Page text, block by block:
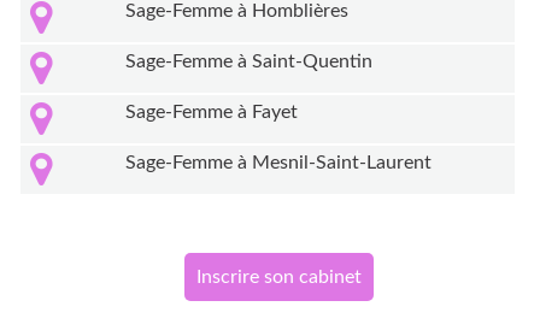
Sage-Femme à Homblières
Sage-Femme à Saint-Quentin
Sage-Femme à Fayet
Sage-Femme à Mesnil-Saint-Laurent
Inscrire son cabinet